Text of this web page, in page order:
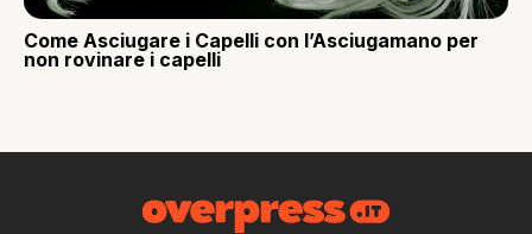
Come Asciugare i Capelli con l’Asciugamano per
non rovinare i capelli